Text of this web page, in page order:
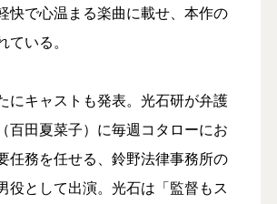
快で心温まる楽曲に載せ、本作の
いる。
にキャストも発表。光石研が弁護
百田夏菜子）に毎週コタローにお
任務を任せる、鈴野法律事務所の
役として出演。光石は「監督もス